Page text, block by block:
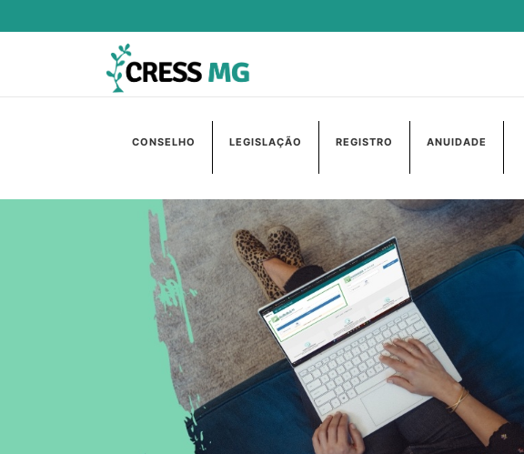
CONSELHO LEGISLAÇÃO REGISTRO ANUIDADE